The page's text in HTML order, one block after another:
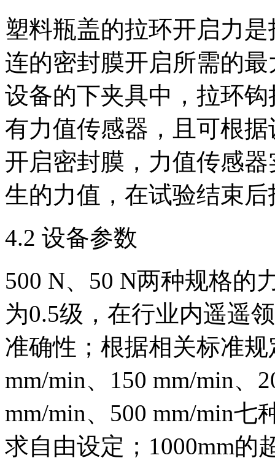
塑料瓶盖的拉环开启力
连的密封膜开启所需的
设备的下夹具中，拉环
有力值传感器，且可根
开启密封膜，力值传感
生的力值，在试验结束
4.2 设备参数
500 N、50 N两种规格的
为0.5级，在行业内遥遥
准确性；根据相关标准
mm/min、150 mm/min、
mm/min、500 mm/min
求自由设定；1000mm的